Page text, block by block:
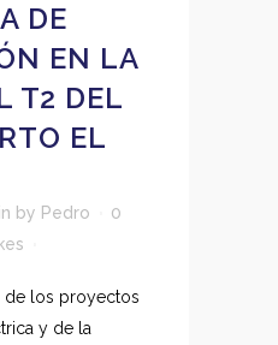
DE
EN LA
T2 DEL
EL
in by Pedro
0
de los proyectos
y de la